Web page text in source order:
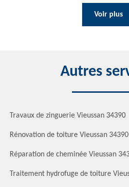
Voir plus
Autres
Travaux de zinguerie Vieussan 34390
Rénovation de toiture Vieussan 34390
Réparation de cheminée Vieussan
Traitement hydrofuge de toiture